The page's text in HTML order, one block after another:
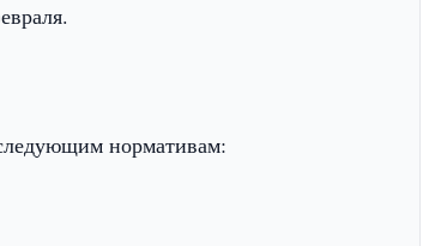
нормативам: